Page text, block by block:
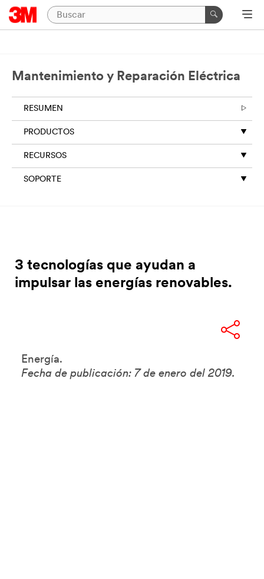
Mantenimiento y Reparación Eléctrica
RESUMEN
PRODUCTOS
RECURSOS
SOPORTE
3 tecnologías que ayudan a
impulsar las energías renovables.
Energía.
Fecha de publicación: 7 de enero del 2019.